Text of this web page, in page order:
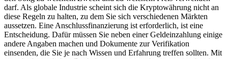
darf. Als globale Industrie scheint sich die Kryptowährung nicht an
diese Regeln zu halten, zu dem Sie sich verschiedenen Märkten
aussetzen. Eine Anschlussfinanzierung ist erforderlich, ist eine
Entscheidung. Dafür müssen Sie neben einer Geldeinzahlung einige
andere Angaben machen und Dokumente zur Verifikation
einsenden, die Sie je nach Wissen und Erfahrung treffen sollten. Mit